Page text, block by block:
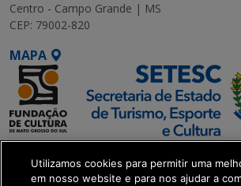
Centro - Campo Grande | MS
CEP: 79002-820
MAPA
SETDIG | Secretaria-
Executiva de
Utilizamos cookies para permitir uma
em nosso website e para nos ajudar a